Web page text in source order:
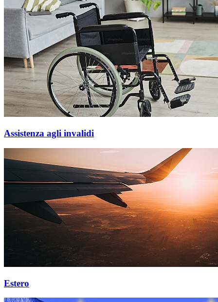
Assistenza agli invalidi
Estero